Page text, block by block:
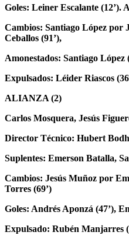
Goles: Leiner Escalante (12’).
Cambios: Santiago López por
Ceballos (91’),
Amonestados: Santiago López
Expulsados: Léider Riascos
ALIANZA (2)
Carlos Mosquera, Jesús
Director Técnico: Hubert
Suplentes: Emerson Batalla,
Cambios: Jesús Muñoz por
Torres (69’)
Goles: Andrés Aponzá (47’),
Expulsado: Rubén Manjarres